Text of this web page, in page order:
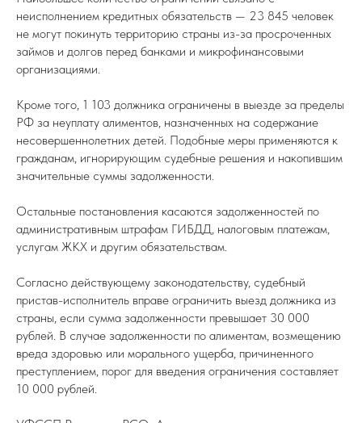
неисполнением кредитных обязательств — 23 845 человек
не могут покинуть территорию страны из-за просроченных
займов и долгов перед банками и микрофинансовыми
организациями.
Кроме того, 1 103 должника ограничены в выезде за пределы
РФ за неуплату алиментов, назначенных на содержание
несовершеннолетних детей. Подобные меры применяются к
гражданам, игнорирующим судебные решения и накопившим
значительные суммы задолженности.
Остальные постановления касаются задолженностей по
административным штрафам ГИБДД, налоговым платежам,
услугам ЖКХ и другим обязательствам.
Согласно действующему законодательству, судебный
пристав-исполнитель вправе ограничить выезд должника из
страны, если сумма задолженности превышает 30 000
рублей. В случае задолженности по алиментам, возмещению
вреда здоровью или морального ущерба, причиненного
преступлением, порог для введения ограничения составляет
10 000 рублей.